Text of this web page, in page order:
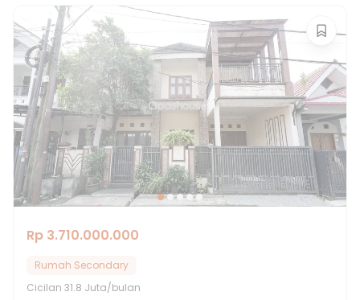
Rp 3.710.000.000
Rumah Secondary
Cicilan 31.8 Juta/bulan